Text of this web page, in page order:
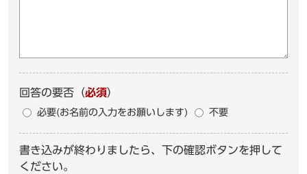
回答の要否 （必須）
必要(お名前の入力をお願いします) 不要
書き込みが終わりましたら、下の確認ボタンを押して
ください。